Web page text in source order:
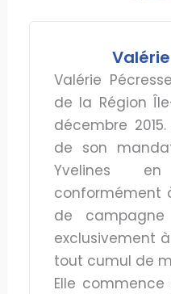
Valérie
Valérie
de la Région
décembre
de son
Yvelines
conformément
de
exclusivement
tout cumul de
Elle